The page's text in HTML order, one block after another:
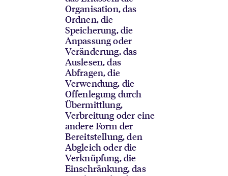
Organisation, das
Ordnen, die
Speicherung, die
Anpassung oder
Veränderung, das
Auslesen, das
Abfragen, die
Verwendung, die
Offenlegung durch
Übermittlung,
Verbreitung oder eine
andere Form der
Bereitstellung, den
Abgleich oder die
Verknüpfung, die
Einschränkung, das